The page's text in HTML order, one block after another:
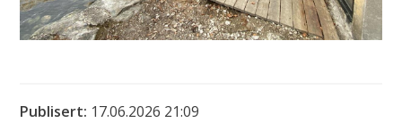
Publisert 17.06.2026 21:09